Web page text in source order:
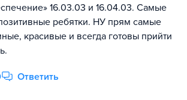
16.03.03 и 16.04.03. Самые
ребятки. НУ прям самые
красивые и всегда готовы прийти
Ответить